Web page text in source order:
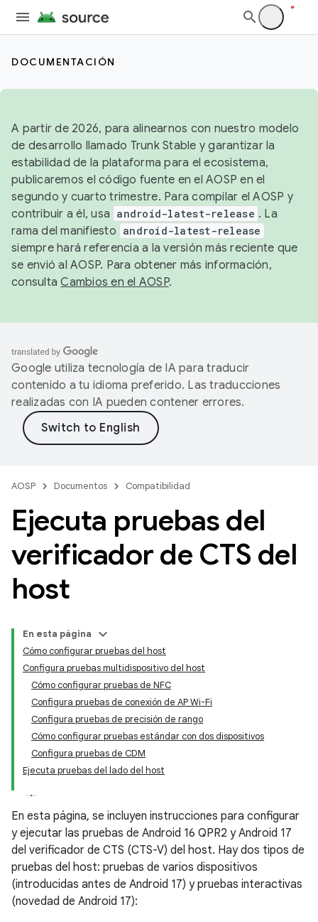
DOCUMENTACIÓN
A partir de 2026, para alinearnos con nuestro modelo
de desarrollo llamado Trunk Stable y garantizar la
estabilidad de la plataforma para el ecosistema,
publicaremos el código fuente en el AOSP en el
segundo y cuarto trimestre. Para compilar el AOSP y
contribuir a él, usa android-latest-release . La
rama del manifiesto android-latest-release
siempre hará referencia a la versión más reciente que
se envió al AOSP. Para obtener más información,
consultaCambios en el AOSP.
Google utiliza tecnología de IA para traducir
contenido a tu idioma preferido. Las traducciones
realizadas con IA pueden contener errores.
AOSP Documentos Compatibilidad
Ejecuta pruebas del
verificador de CTS del
host
En esta página
Cómo configurar pruebas del host
Configura pruebas multidispositivo del host
Cómo configurar pruebas de NFC
Configura pruebas de conexión de AP Wi-Fi
Configura pruebas de precisión de rango
Cómo configurar pruebas estándar con dos dispositivos
Configura pruebas de CDM
Ejecuta pruebas del lado del host
En esta página, se incluyen instrucciones para configurar
y ejecutar las pruebas de Android 16 QPR2 y Android 17
del verificador de CTS (CTS-V) del host. Hay dos tipos de
pruebas del host: pruebas de varios dispositivos
(introducidas antes de Android 17) y pruebas interactivas
(novedad de Android 17):